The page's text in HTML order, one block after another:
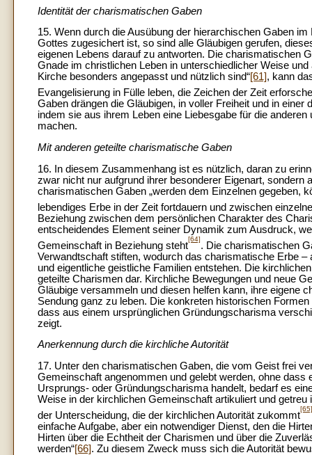
Identität der charismatischen Gaben
15. Wenn durch die Ausübung der hierarchischen Gaben
Gottes zugesichert ist, so sind alle Gläubigen gerufen,
eigenen Lebens darauf zu antworten. Die charismatischen
Gnade im christlichen Leben in unterschiedlicher Weise
Kirche besonders angepasst und nützlich sind“[61], kann
Evangelisierung in Fülle leben, die Zeichen der Zeit
Gaben drängen die Gläubigen, in voller Freiheit und in
indem sie aus ihrem Leben eine Liebesgabe für die
machen.
Mit anderen geteilte charismatische Gaben
16. In diesem Zusammenhang ist es nützlich, daran zu
zwar nicht nur aufgrund ihrer besonderer Eigenart,
charismatischen Gaben „werden dem Einzelnen gegeben,
lebendiges Erbe in der Zeit fortdauern und zwischen
Beziehung zwischen dem persönlichen Charakter des
entscheidendes Element seiner Dynamik zum Ausdruck,
Gemeinschaft in Beziehung steht
[64]
. Die charismatischen
Verwandtschaft stiften, wodurch das charismatische Erbe
und eigentliche geistliche Familien entstehen. Die
geteilte Charismen dar. Kirchliche Bewegungen und neue
Gläubige versammeln und diesen helfen kann, ihre eigene
Sendung ganz zu leben. Die konkreten historischen
dass aus einem ursprünglichen Gründungscharisma
zeigt.
Anerkennung durch die kirchliche Autorität
17. Unter den charismatischen Gaben, die vom Geist frei
Gemeinschaft angenommen und gelebt werden, ohne
Ursprungs- oder Gründungscharisma handelt, bedarf es
Weise in der kirchlichen Gemeinschaft artikuliert und
der Unterscheidung, die der kirchlichen Autorität zukommt
[65]
einfache Aufgabe, aber ein notwendiger Dienst, den die
Hirten über die Echtheit der Charismen und über die
werden“[66]. Zu diesem Zweck muss sich die Autorität